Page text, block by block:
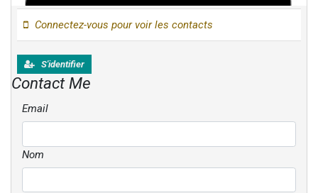
Connectez-vous pour voir les contacts
S'identifier
Contact Me
Email
Nom